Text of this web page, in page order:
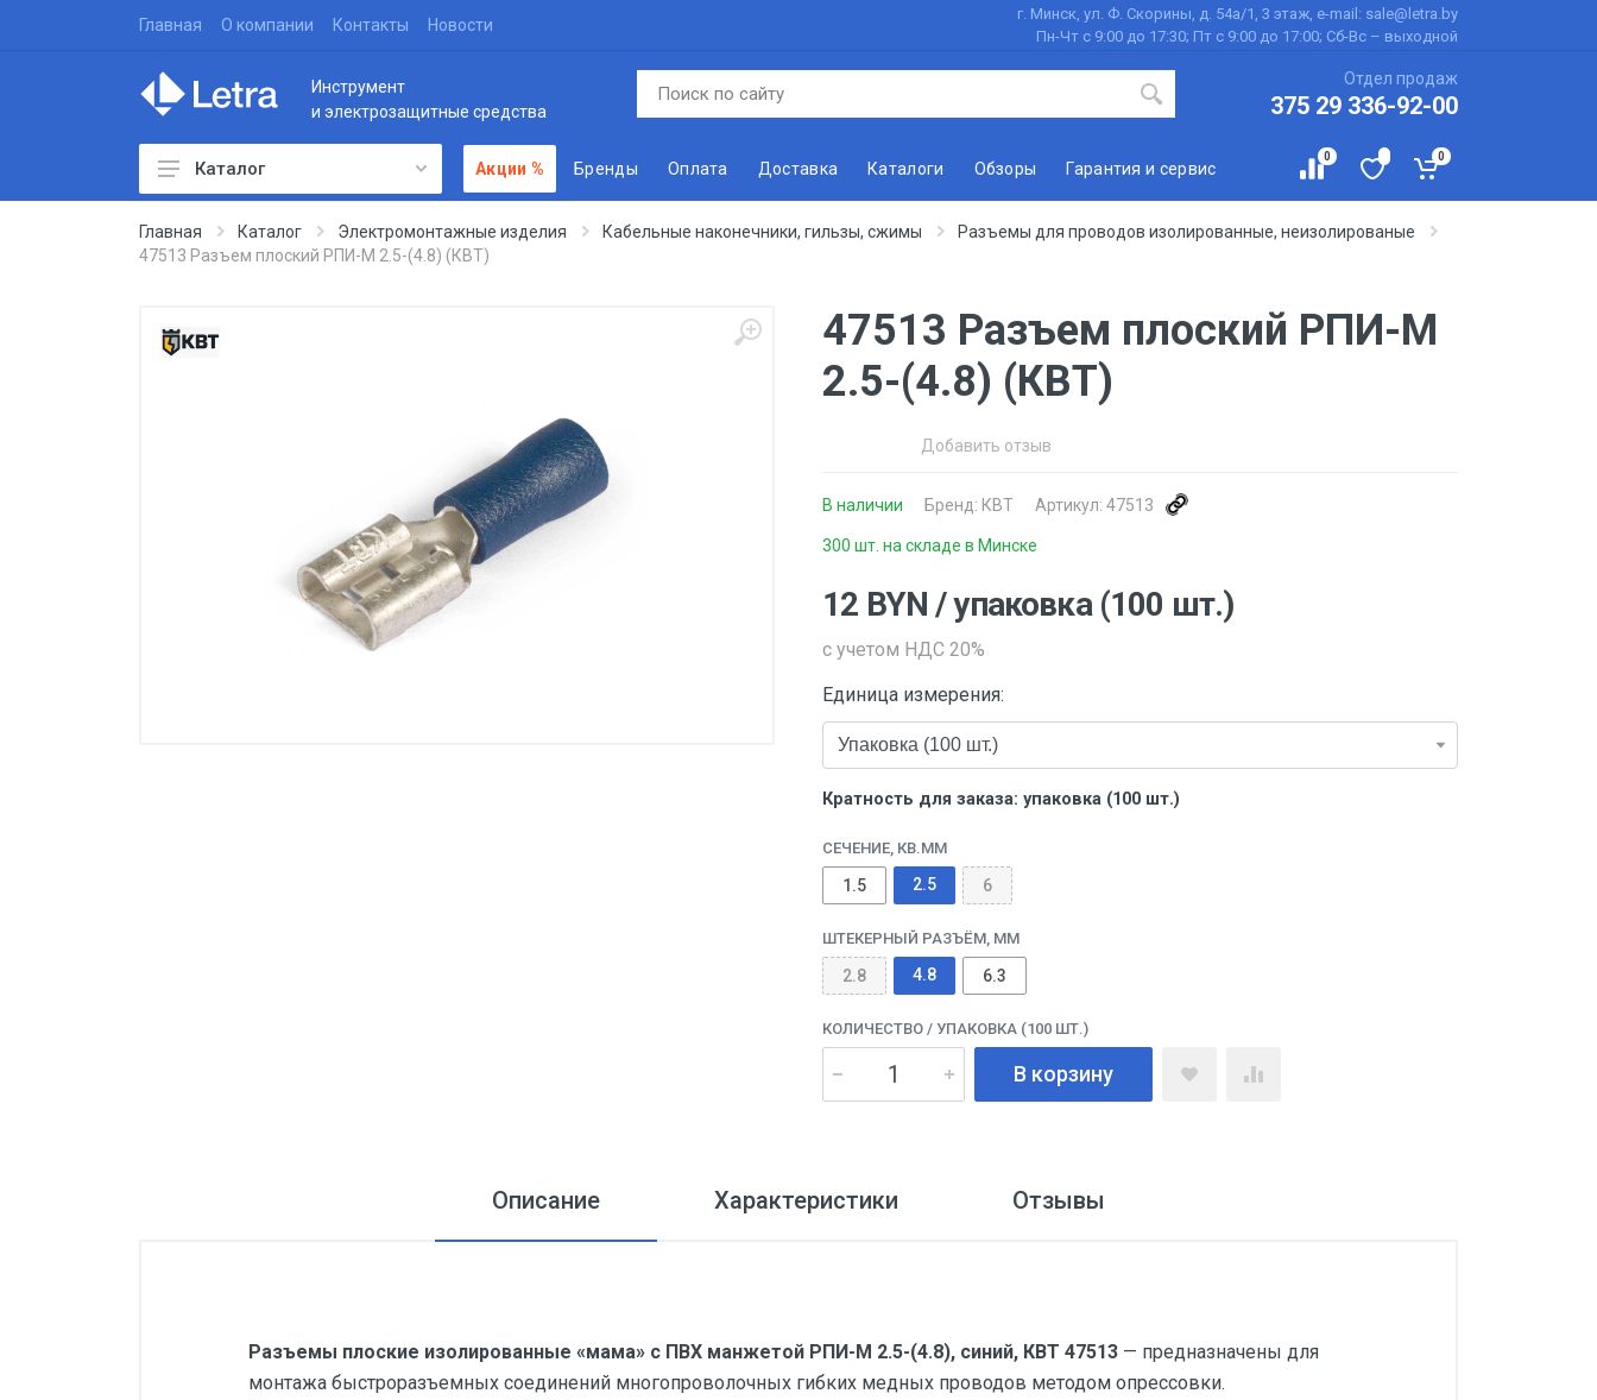
Главная О компании Контакты Новости
г. Минск, ул. Ф. Скорины, д. 54а/1, 3 этаж, e-mail: sale@letra.by
Пн-Чт с 9:00 до 17:30; Пт с 9:00 до 17:00; Сб-Вс – выходной
Инструмент
и электрозащитные средства
Отдел продаж
375 29 336-92-00
Каталог Акции % Бренды Оплата Доставка Каталоги Обзоры Гарантия и сервис
0 0
Главная Каталог Электромонтажные изделия Кабельные наконечники, гильзы, сжимы
Разъемы для проводов изолированные, неизолированые
47513 Разъем плоский РПИ-М 2.5-(4.8) (КВТ)
47513 Разъем плоский РПИ-М
2.5-(4.8) (КВТ)
Добавить отзыв
В наличии Бренд: КВТ Артикул: 47513
300 шт. на складе в Минске
12 BYN / упаковка (100 шт.)
с учетом НДС 20%
Единица измерения:
Кратность для заказа: упаковка (100 шт.)
СЕЧЕНИЕ, КВ.ММ
1.5 2.5 6
ШТЕКЕРНЫЙ РАЗЪЁМ, ММ
2.8 4.8 6.3
КОЛИЧЕСТВО / УПАКОВКА (100 ШТ.)
В корзину
Описание Характеристики Отзывы
Разъемы плоские изолированные «мама» с ПВХ манжетой РПИ-М 2.5-(4.8), синий, КВТ 47513 — предназначены для
монтажа быстроразъемных соединений многопроволочных гибких медных проводов методом опрессовки.